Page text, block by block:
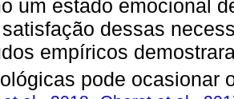
um estado emocional
dessas
empíricos
pode ocasionar